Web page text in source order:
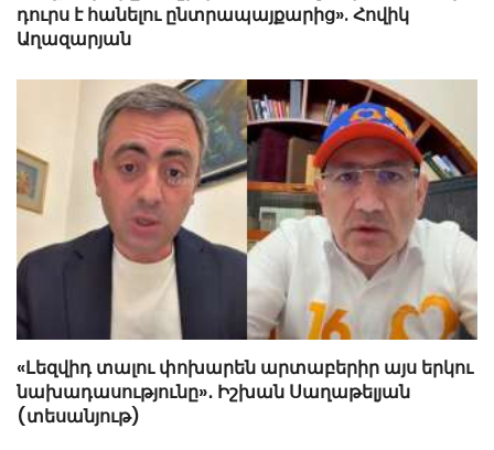
դուրս է հանելու ընտրապայքարից». Հովիկ
Աղազարյան
«Լեզվիդ տալու փոխարեն արտաբերիր այս երկու
նախադասությունը»․ Իշխան Սաղաթելյան
(տեսանյութ)